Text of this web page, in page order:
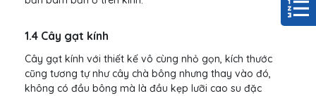
1.4 Cây gạt kính
Cây gạt kính với thiết kế vô cùng nhỏ gọn, kích thước
cũng tương tự như cây chà bông nhưng thay vào đó,
không có đầu bông mà là đầu kẹp lưỡi cao su đặc